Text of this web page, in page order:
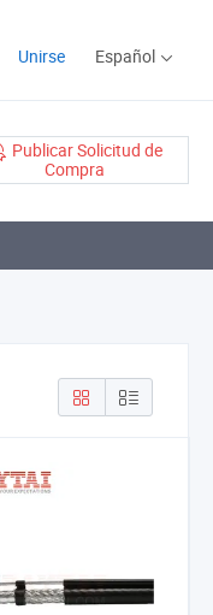
Unirse Español
Publicar Solicitud de
Compra